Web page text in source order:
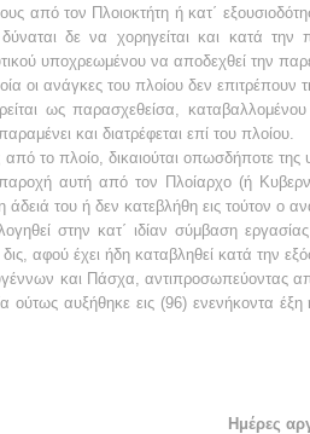
από τον Πλοιοκτήτη ή κατ΄
δε να χορηγείται και κατά την
υποχρεωμένου να αποδεχθεί την
οι ανάγκες του πλοίου δεν επιτρέπουν
ως παρασχεθείσα,
και διατρέφεται επί του πλοίου.
το πλοίο, δικαιούται οπωσδήποτε
αυτή από τον Πλοίαρχο (ή
άδειά του ή δεν κατεβλήθη εις τούτον ο
στην κατ΄ ιδίαν σύμβαση
δις, αφού έχει ήδη καταβληθεί κατά την
και Πάσχα, αντιπροσωπεύοντας
ούτως αυξήθηκε εις (96) ενενήκοντα
Ημέρες